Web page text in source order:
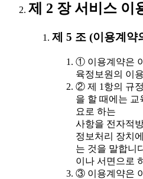
제 2 장 서비스 이
제 5 조 (이용계약
① 이용계약은
육정보원의 이
② 제 1항의 규
을 할 때에는 교
요로 하는
사항을 전자적
정보처리 장치
는 것을 말합니
이나 서면으로
③ 이용계약은